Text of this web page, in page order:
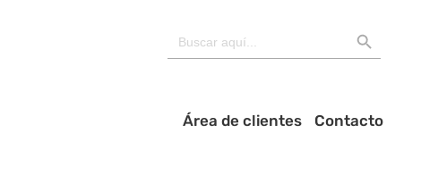
Área de clientes Contacto